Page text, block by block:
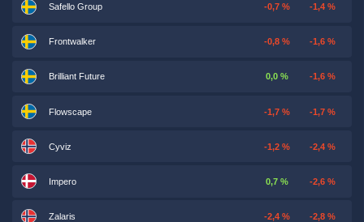
Safello Group -0,7 % -1,4 %
Frontwalker -0,8 % -1,6 %
Brilliant Future 0,0 % -1,6 %
Flowscape -1,7 % -1,7 %
Cyviz -1,2 % -2,4 %
Impero 0,7 % -2,6 %
Zalaris -2,4 % -2,8 %